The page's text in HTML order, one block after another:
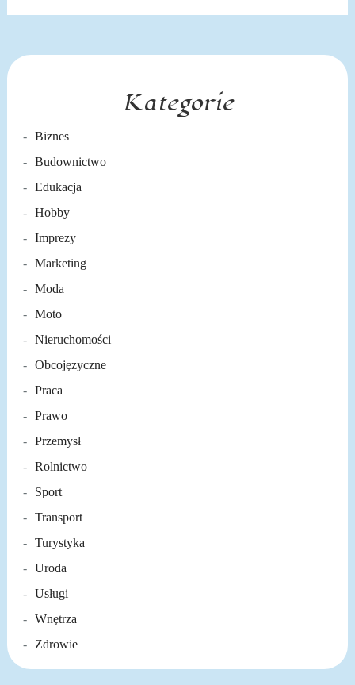
Kategorie
Biznes
Budownictwo
Edukacja
Hobby
Imprezy
Marketing
Moda
Moto
Nieruchomości
Obcojęzyczne
Praca
Prawo
Przemysł
Rolnictwo
Sport
Transport
Turystyka
Uroda
Usługi
Wnętrza
Zdrowie